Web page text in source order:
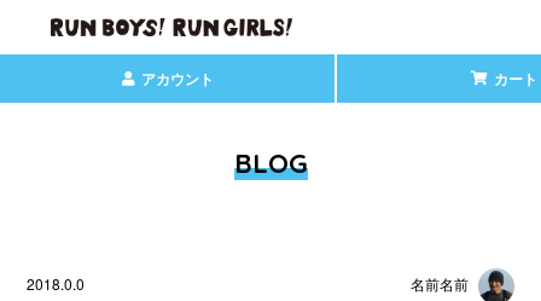
アカウント カート
BLOG
2018.0.0 名前名前